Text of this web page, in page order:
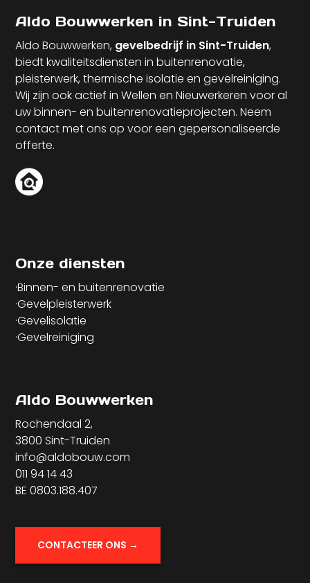
Aldo Bouwwerken in Sint-Truiden
Aldo Bouwwerken, gevelbedrijf in Sint-Truiden,
biedt kwaliteitsdiensten in buitenrenovatie,
pleisterwerk, thermische isolatie en gevelreiniging.
Wij zijn ook actief in Wellen en Nieuwerkeren voor al
uw binnen- en buitenrenovatieprojecten. Neem
contact met ons op voor een gepersonaliseerde
offerte.
Onze diensten
·Binnen- en buitenrenovatie
·Gevelpleisterwerk
·Gevelisolatie
·Gevelreiniging
Aldo Bouwwerken
Rochendaal 2,
3800 Sint-Truiden
info@aldobouw.com
011 94 14 43
BE 0803.188.407
CONTACTEER ONS →